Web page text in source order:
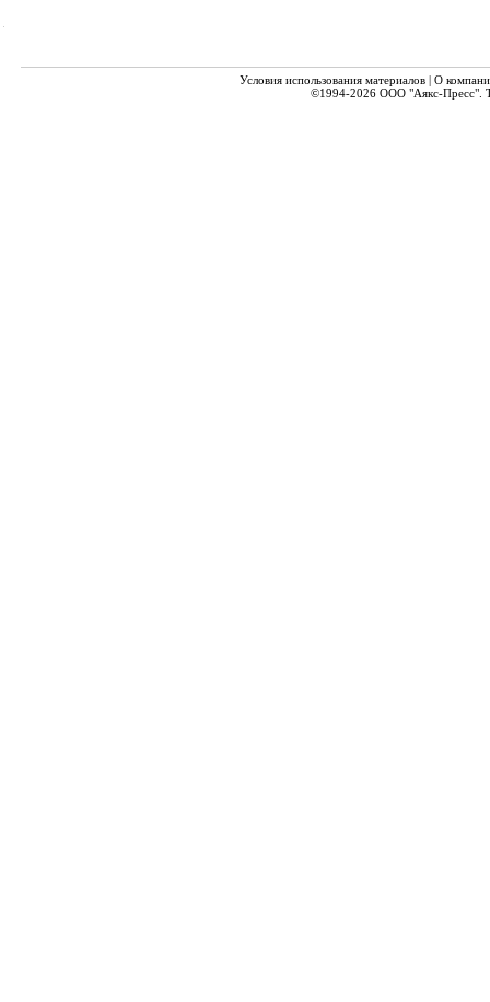
Условия использования материалов| О
©1994-2026 ООО "Аякс-Пресс".